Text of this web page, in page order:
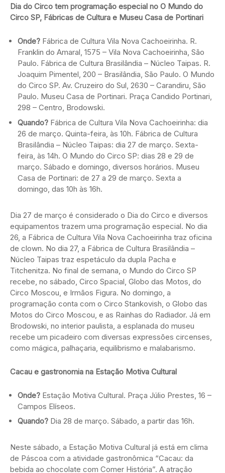
Dia do Circo tem programação especial no O Mundo do
Circo SP, Fábricas de Cultura e Museu Casa de Portinari
Onde? Fábrica de Cultura Vila Nova Cachoeirinha. R.
Franklin do Amaral, 1575 – Vila Nova Cachoeirinha, São
Paulo. Fábrica de Cultura Brasilândia – Núcleo Taipas. R.
Joaquim Pimentel, 200 – Brasilândia, São Paulo. O Mundo
do Circo SP. Av. Cruzeiro do Sul, 2630 – Carandiru, São
Paulo. Museu Casa de Portinari. Praça Candido Portinari,
298 – Centro, Brodowski.
Quando? Fábrica de Cultura Vila Nova Cachoeirinha: dia
26 de março. Quinta-feira, às 10h. Fábrica de Cultura
Brasilândia – Núcleo Taipas: dia 27 de março. Sexta-
feira, às 14h. O Mundo do Circo SP: dias 28 e 29 de
março. Sábado e domingo, diversos horários. Museu
Casa de Portinari: de 27 a 29 de março. Sexta a
domingo, das 10h às 16h.
Dia 27 de março é considerado o Dia do Circo e diversos
equipamentos trazem uma programação especial. No dia
26, a Fábrica de Cultura Vila Nova Cachoeirinha traz oficina
de clown. No dia 27, a Fábrica de Cultura Brasilândia –
Núcleo Taipas traz espetáculo da dupla Pacha e
Titchenitza. No final de semana, o Mundo do Circo SP
recebe, no sábado, Circo Spacial, Globo das Motos, do
Circo Moscou, e Irmãos Figura. No domingo, a
programação conta com o Circo Stankovish, o Globo das
Motos do Circo Moscou, e as Rainhas do Radiador. Já em
Brodowski, no interior paulista, a esplanada do museu
recebe um picadeiro com diversas expressões circenses,
como mágica, palhaçaria, equilibrismo e malabarismo.
Cacau e gastronomia na Estação Motiva Cultural
Onde? Estação Motiva Cultural. Praça Júlio Prestes, 16 –
Campos Elíseos.
Quando? Dia 28 de março. Sábado, a partir das 16h.
Neste sábado, a Estação Motiva Cultural já está em clima
de Páscoa com a atividade gastronômica “Cacau: da
bebida ao chocolate com Comer História”. A atração